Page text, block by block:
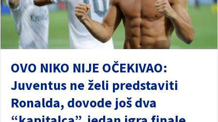
OVO NIKO NIJE OČEKIVAO:
Juventus ne želi predstaviti
Ronalda, dovode još dva